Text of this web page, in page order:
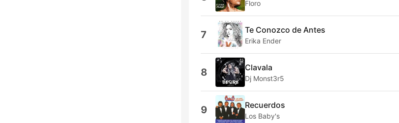
Floro
7 Te Conozco de Antes
Erika Ender
8 Clavala
Dj Monst3r5
9 Recuerdos
Los Baby's